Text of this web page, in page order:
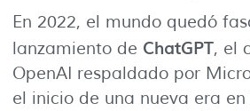
En 2022, el mundo quedó
lanzamiento de ChatGPT, el
OpenAI respaldado por
el inicio de una nueva era